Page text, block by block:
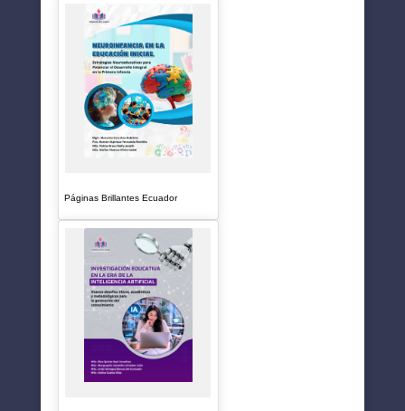
Páginas Brillantes Ecuador